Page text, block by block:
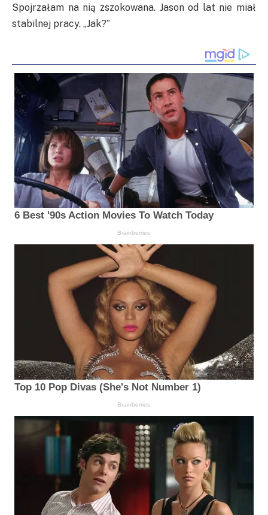
Spojrzałam na nią zszokowana. Jason od lat nie miał
stabilnej pracy. „Jak?”